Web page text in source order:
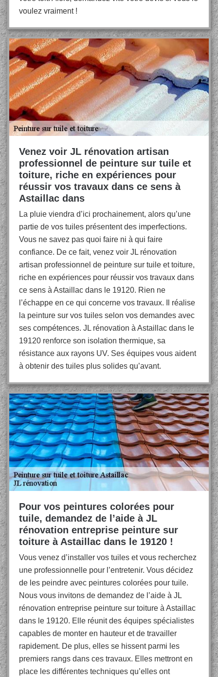
voulez vraiment !
Venez voir JL rénovation artisan
professionnel de peinture sur tuile et
toiture, riche en expériences pour
réussir vos travaux dans ce sens à
Astaillac dans
La pluie viendra d’ici prochainement, alors qu’une
partie de vos tuiles présentent des imperfections.
Vous ne savez pas quoi faire ni à qui faire
confiance. De ce fait, venez voir JL rénovation
artisan professionnel de peinture sur tuile et toiture,
riche en expériences pour réussir vos travaux dans
ce sens à Astaillac dans le 19120. Rien ne
l’échappe en ce qui concerne vos travaux. Il réalise
la peinture sur vos tuiles selon vos demandes avec
ses compétences. JL rénovation à Astaillac dans le
19120 renforce son isolation thermique, sa
résistance aux rayons UV. Ses équipes vous aident
à obtenir des tuiles plus solides qu’avant.
Pour vos peintures colorées pour
tuile, demandez de l’aide à JL
rénovation entreprise peinture sur
toiture à Astaillac dans le 19120 !
Vous venez d’installer vos tuiles et vous recherchez
une professionnelle pour l’entretenir. Vous décidez
de les peindre avec peintures colorées pour tuile.
Nous vous invitons de demandez de l’aide à JL
rénovation entreprise peinture sur toiture à Astaillac
dans le 19120. Elle réunit des équipes spécialistes
capables de monter en hauteur et de travailler
rapidement. De plus, elles se hissent parmi les
premiers rangs dans ces travaux. Elles mettront en
place les différentes techniques qu’elles ont